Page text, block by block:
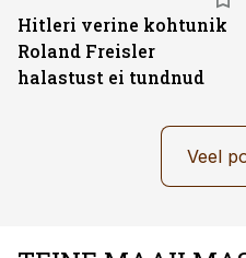
Hitleri verine kohtunik
Roland Freisler
halastust ei tundnud
Veel